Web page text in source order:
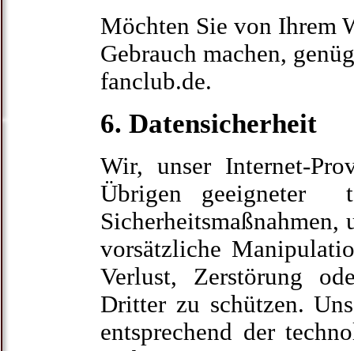
Möchten Sie von Ihrem
Gebrauch machen,
fanclub.de.
6. Datensicherheit
Wir, unser Internet-
Übrigen geeigneter
vorsätzliche
Verlust, Zerstörung
Dritter zu schützen.
entsprechend der